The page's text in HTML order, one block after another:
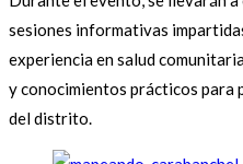
sesiones informativas
experiencia en salud
y conocimientos prácticos para
del distrito.